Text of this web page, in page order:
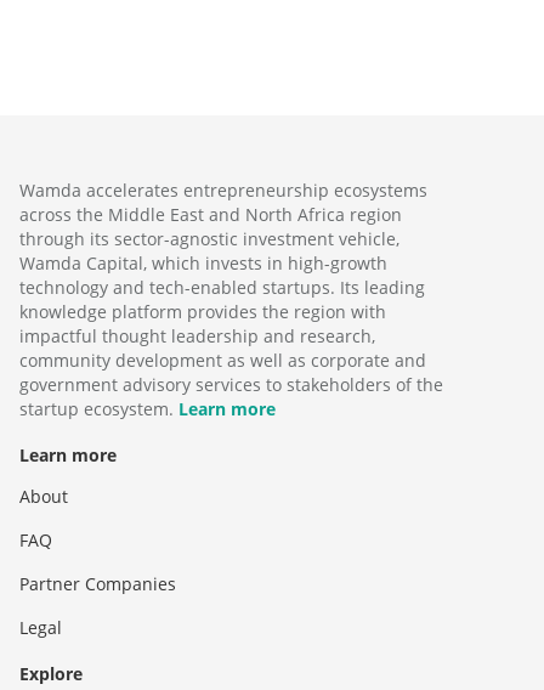
Wamda accelerates entrepreneurship ecosystems
across the Middle East and North Africa region
through its sector-agnostic investment vehicle,
Wamda Capital, which invests in high-growth
technology and tech-enabled startups. Its leading
knowledge platform provides the region with
impactful thought leadership and research,
community development as well as corporate and
government advisory services to stakeholders of the
startup ecosystem. Learn more
Learn more
About
FAQ
Partner Companies
Legal
Explore